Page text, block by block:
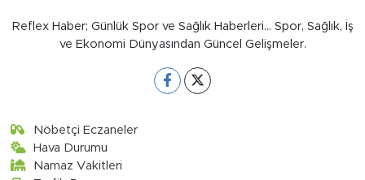
Reflex Haber; Günlük Spor ve Sağlık Haberleri... Spor, Sağlık, İş
ve Ekonomi Dünyasından Güncel Gelişmeler.
Nöbetçi Eczaneler
Hava Durumu
Namaz Vakitleri